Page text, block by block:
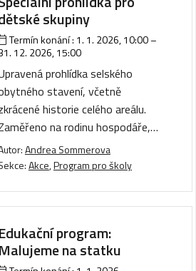
skupiny
Termín konání : 1. 1. 2026, 10:00–
12. 2026, 15:00
prohlídka selského
stavení, včetně
historie celého areálu.
na rodinu hospodáře,…
Andrea Sommerova
Akce,Program pro školy
Edukační program:
Malujeme na statku